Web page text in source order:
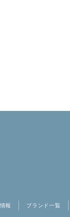
報 ブランド一覧